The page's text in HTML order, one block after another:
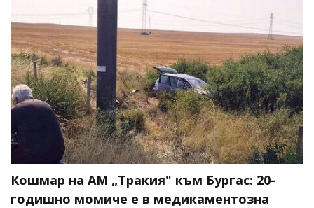
Кошмар на АМ „Тракия" към Бургас: 20-
годишно момиче е в медикаментозна